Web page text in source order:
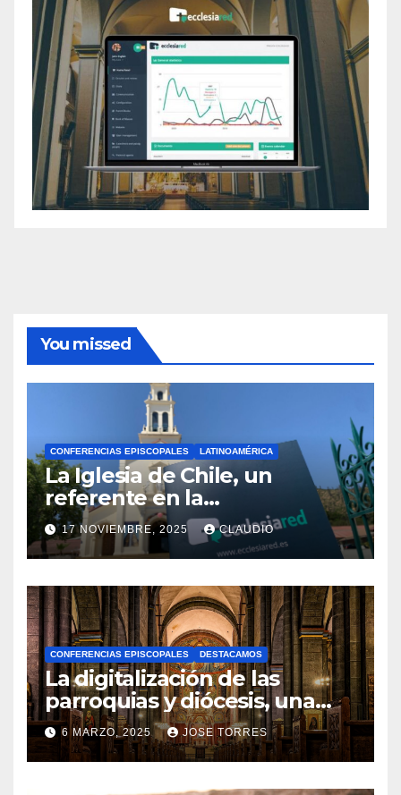
You missed
CONFERENCIAS EPISCOPALES LATINOAMÉRICA
La Iglesia de Chile, un
referente en la
transformación digital
gracias a Ecclesiared
17 NOVIEMBRE, 2025 CLAUDIO
N
O
H
A
Y
C
O
M
CONFERENCIAS EPISCOPALES DESTACAMOS
La digitalización de las
parroquias y diócesis, una
realidad ya para el futuro de
la Iglesia
6 MARZO, 2025 JOSE TORRES
N
O